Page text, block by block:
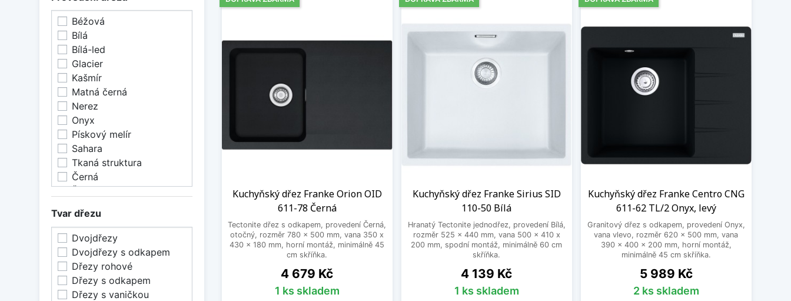
Béžová
Bílá
Bílá-led
Glacier
Kašmír
Matná černá
Nerez
Onyx
Pískový melír
Sahara
Tkaná struktura
Černá
Šedý kámen
Tvar dřezu
Dvojdřezy
Dvojdřezy s odkapem
Dřezy rohové
Dřezy s odkapem
Dřezy s vaničkou
Kuchyňský dřez Franke Orion OID
611-78 Černá
Tectonite dřez s odkapem, provedení Černá,
otočný, rozměr 780 x 500 mm, vana 350 x
430 x 180 mm, horní montáž, minimálně 45
cm skříňka.
Cena
4 679 Kč
1 ks skladem
Kuchyňský dřez Franke Sirius SID
110-50 Bílá
Hranatý Tectonite jednodřez, provedení Bílá,
rozměr 525 x 440 mm, vana 500 x 410 x
200 mm, spodní montáž, minimálně 60 cm
skříňka.
Cena
4 139 Kč
1 ks skladem
Kuchyňský dřez Franke Centro CNG
611-62 TL/2 Onyx, levý
Granitový dřez s odkapem, provedení Onyx,
vana vlevo, rozměr 620 x 500 mm, vana
390 x 400 x 200 mm, horní montáž,
minimálně 45 cm skříňka.
Cena
5 989 Kč
2 ks skladem